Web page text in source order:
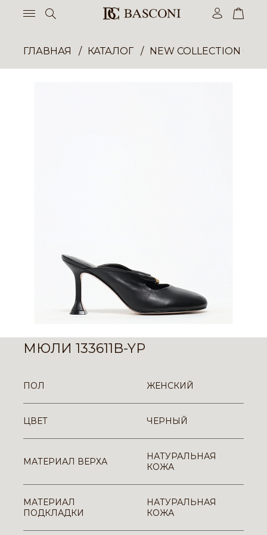
ГЛАВНАЯ КАТАЛОГ NEW COLLECTION
МЮЛИ 133611B-YP
ПОЛ ЖЕНСКИЙ
ЦВЕТ ЧЕРНЫЙ
МАТЕРИАЛ ВЕРХА
НАТУРАЛЬНАЯ
КОЖА
МАТЕРИАЛ
ПОДКЛАДКИ
НАТУРАЛЬНАЯ
КОЖА